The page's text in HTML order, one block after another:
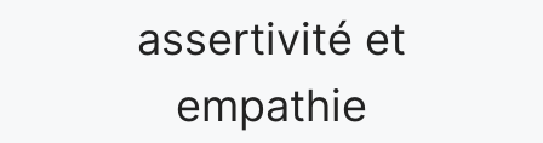
assertivité et
empathie